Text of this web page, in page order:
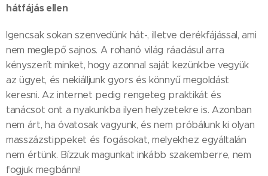
hátfájás ellen
Igencsak sokan szenvedünk hát-, illetve derékfájással, ami
nem meglepő sajnos. A rohanó világ ráadásul arra
kényszerít minket, hogy azonnal saját kezünkbe vegyük
az ügyet, és nekiálljunk gyors és könnyű megoldást
keresni. Az internet pedig rengeteg praktikát és
tanácsot ont a nyakunkba ilyen helyzetekre is. Azonban
nem árt, ha óvatosak vagyunk, és nem próbálunk ki olyan
masszázstippeket és fogásokat, melyekhez egyáltalán
nem értünk. Bízzuk magunkat inkább szakemberre, nem
fogjuk megbánni!